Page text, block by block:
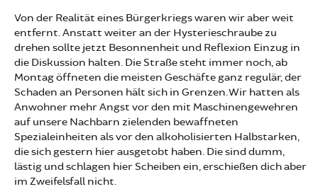
Von der Realität eines Bürgerkriegs waren wir aber weit
entfernt. Anstatt weiter an der Hysterieschraube zu
drehen sollte jetzt Besonnenheit und Reflexion Einzug in
die Diskussion halten. Die Straße steht immer noch, ab
Montag öffneten die meisten Geschäfte ganz regulär, der
Schaden an Personen hält sich in Grenzen. Wir hatten als
Anwohner mehr Angst vor den mit Maschinengewehren
auf unsere Nachbarn zielenden bewaffneten
Spezialeinheiten als vor den alkoholisierten Halbstarken,
die sich gestern hier ausgetobt haben. Die sind dumm,
lästig und schlagen hier Scheiben ein, erschießen dich aber
im Zweifelsfall nicht.